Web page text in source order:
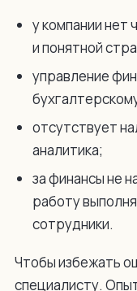
у компании
и понятной
управление
отсутствует
аналитика;
за финансы не
работу
сотрудники.
Чтобы избежать
специалисту.